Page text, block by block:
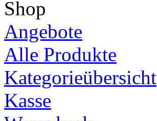
Shop
Angebote
Alle Produkte
Kategorieübersicht
Kasse